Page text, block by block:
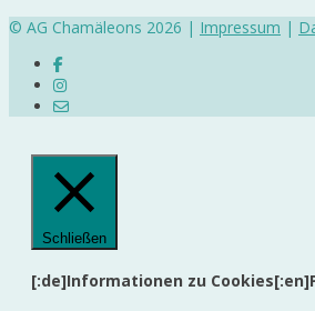
© AG Chamäleons 2026 | Impressum |
Schließen
[:de]Informationen zu